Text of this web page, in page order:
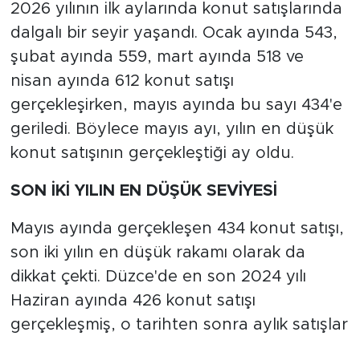
2026 yılının ilk aylarında konut satışlarında
dalgalı bir seyir yaşandı. Ocak ayında 543,
şubat ayında 559, mart ayında 518 ve
nisan ayında 612 konut satışı
gerçekleşirken, mayıs ayında bu sayı 434'e
geriledi. Böylece mayıs ayı, yılın en düşük
konut satışının gerçekleştiği ay oldu.
SON İKİ YILIN EN DÜŞÜK SEVİYESİ
Mayıs ayında gerçekleşen 434 konut satışı,
son iki yılın en düşük rakamı olarak da
dikkat çekti. Düzce'de en son 2024 yılı
Haziran ayında 426 konut satışı
gerçekleşmiş, o tarihten sonra aylık satışlar